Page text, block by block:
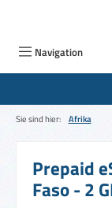
Zum Hauptinhalt
Navigation
Sie sind hier: Afrika
Prepaid
Faso - 2